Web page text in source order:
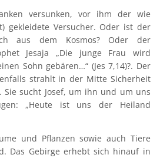
versunken, vor ihm der wie
gekleidete Versucher. Oder ist der
aus dem Kosmos? Oder der
Jesaja „Die junge Frau wird
Sohn gebären…“ (Jes 7,14)?. Der
strahlt in der Mitte Sicherheit
Sie sucht Josef, um ihn und um uns
„Heute ist uns der Heiland
und Pflanzen sowie auch Tiere
Das Gebirge erhebt sich hinauf in